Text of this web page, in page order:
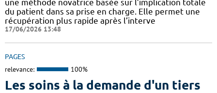
une méthode novatrice basée sur l’implication totale
du patient dans sa prise en charge. Elle permet une
récupération plus rapide après l’interve
17/06/2026 13:48
PAGES
relevance: 100%
Les soins à la demande d'un tiers